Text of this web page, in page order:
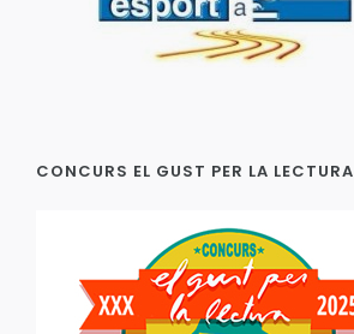
CONCURS EL GUST PER LA LECTURA